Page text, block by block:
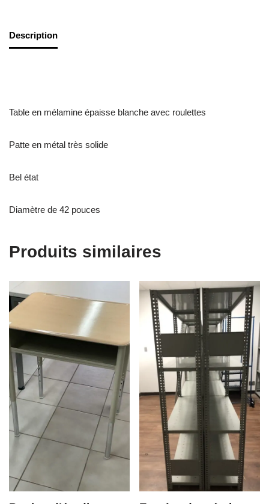
Description
Table en mélamine épaisse blanche avec roulettes
Patte en métal très solide
Bel état
Diamètre de 42 pouces
Produits similaires